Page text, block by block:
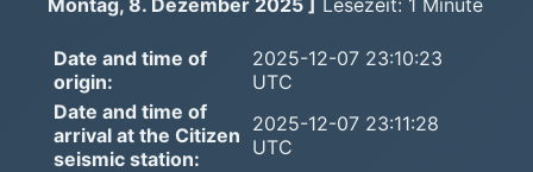
Montag, 8. Dezember 2025 ] Lesezeit: 1 Minute
Date and time of
origin:
2025-12-07 23:10:23
UTC
Date and time of
arrival at the Citizen
seismic station:
2025-12-07 23:11:28
UTC